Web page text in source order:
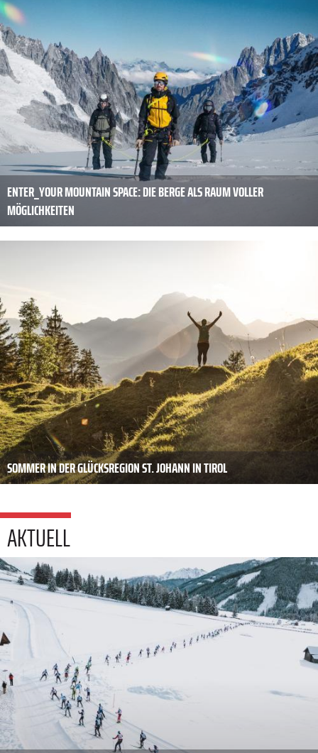
ENTER_YOUR MOUNTAIN SPACE: DIE BERGE ALS RAUM VOLLER
MÖGLICHKEITEN
SOMMER IN DER GLÜCKSREGION ST. JOHANN IN TIROL
AKTUELL